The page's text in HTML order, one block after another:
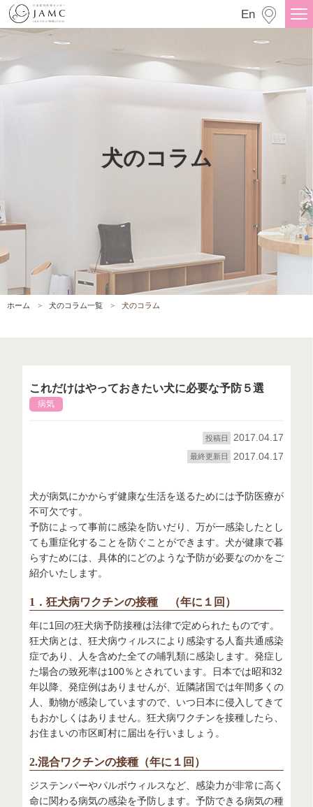
En
犬のコラム
犬のコラム
ホーム 犬のコラム一覧 犬のコラム
これだけはやっておきたい犬に必要な予防５選
病気
投稿日 2017.04.17
最終更新日 2017.04.17
犬が病気にかからず健康な生活を送るためには予防医療が
不可欠です。
予防によって事前に感染を防いだり、万が一感染したとし
ても重症化することを防ぐことができます。犬が健康で暮
らすためには、具体的にどのような予防が必要なのかをご
紹介いたします。
1．狂犬病ワクチンの接種 （年に１回）
年に1回の狂犬病予防接種は法律で定められたものです。
狂犬病とは、狂犬病ウィルスにより感染する人畜共通感染
症であり、人を含めた全ての哺乳類に感染します。発症し
た場合の致死率は100％とされています。日本では昭和32
年以降、発症例はありませんが、近隣諸国では年間多くの
人、動物が感染していますので、いつ日本に侵入してきて
もおかしくはありません。狂犬病ワクチンを接種したら、
お住まいの市区町村に届出を行いましょう。
2.混合ワクチンの接種（年に１回）
ジステンパーやパルボウィルスなど、感染力が非常に高く
命に関わる病気の感染を予防します。予防できる病気の種